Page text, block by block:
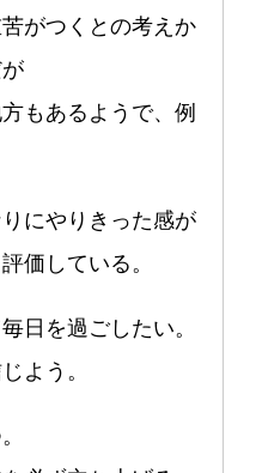
がつくとの考えか
もあるようで、例
にやりきった感が
価している。
日を過ごしたい。
よう。